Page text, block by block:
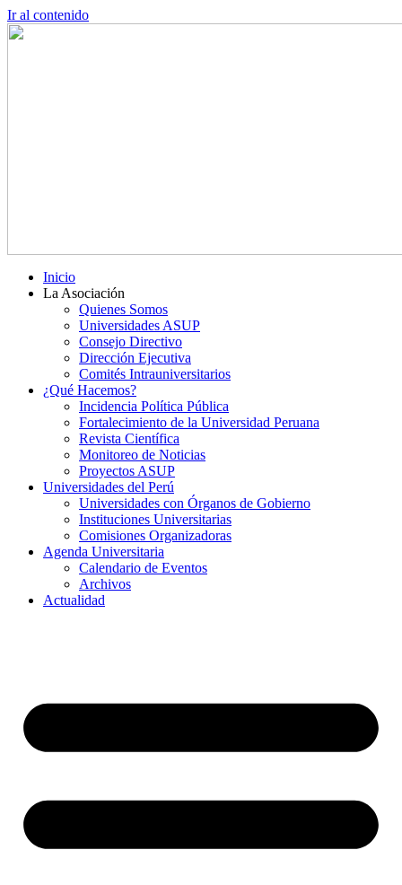
Ir al contenido
Inicio
La Asociación
Quienes Somos
Universidades ASUP
Consejo Directivo
Dirección Ejecutiva
Comités Intrauniversitarios
¿Qué Hacemos?
Incidencia Política Pública
Fortalecimiento de la Universidad Peruana
Revista Científica
Monitoreo de Noticias
Proyectos ASUP
Universidades del Perú
Universidades con Órganos de Gobierno
Instituciones Universitarias
Comisiones Organizadoras
Agenda Universitaria
Calendario de Eventos
Archivos
Actualidad